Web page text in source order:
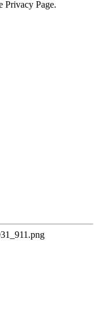
Privacy Page.